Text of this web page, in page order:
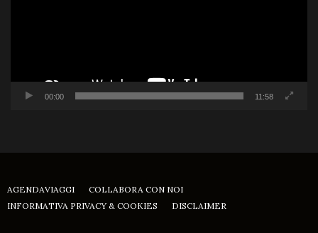
00:00 11:58
AGENDAVIAGGI
COLLABORA CON NOI
INFORMATIVA PRIVACY & COOKIES
DISCLAIMER